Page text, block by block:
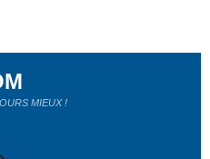
MIEUX !